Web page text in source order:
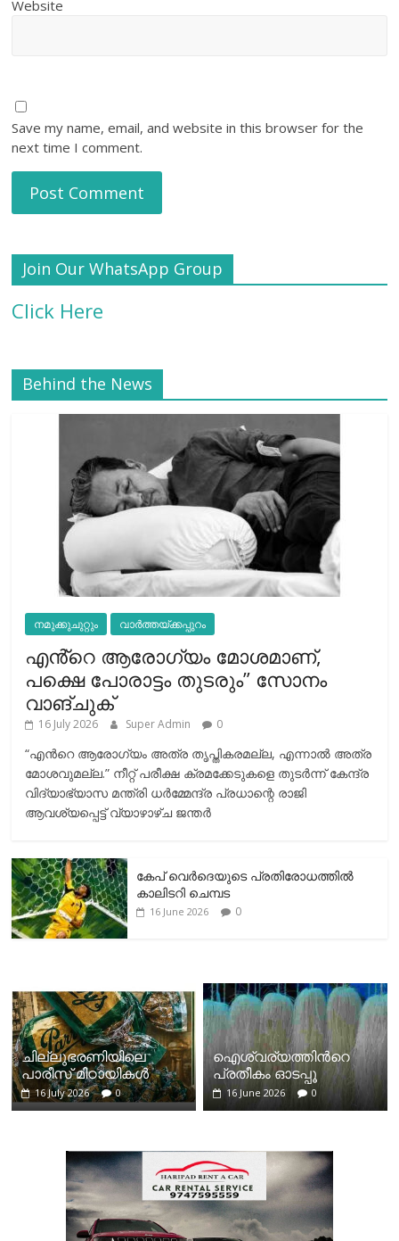
Website
Save my name, email, and website in this browser for the
next time I comment.
Join Our WhatsApp Group
Click Here
Behind the News
നമുക്കുചുറ്റും വാർത്തയ്ക്കപ്പുറം
എൻ്റെ ആരോഗ്യം മോശമാണ്,
പക്ഷെ പോരാട്ടം തുടരും” സോനം
വാങ്ചുക്
16 July 2026 Super Admin 0
“എന്‍റെ ആരോഗ്യം അത്ര തൃപ്തികരമല്ല, എന്നാൽ അത്ര
മോശവുമല്ല.” നീറ്റ് പരീക്ഷ ക്രമക്കേടുകളെ തുടർന്ന് കേന്ദ്ര
വിദ്യാഭ്യാസ മന്ത്രി ധർമ്മേന്ദ്ര പ്രധാന്റെ രാജി
ആവശ്യപ്പെട്ട് വ്യാഴാഴ്ച ജന്തർ
കേപ് വെര്‍ദെയുടെ പ്രതിരോധത്തില്‍
കാലിടറി ചെമ്പട
16 June 2026 0
ചില്ലുഭരണിയിലെ
പാരീസ് മിഠായികള്‍
16 July 2026 0
ഐശ്വര്യത്തിന്‍റെ
പ്രതീകം ഓടപ്പൂ
16 June 2026 0